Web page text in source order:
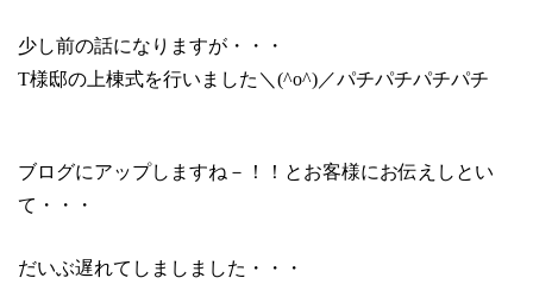
少し前の話になりますが・・・
T様邸の上棟式を行いました＼ (^o^)／パチパチパチパチ
ブログにアップしますね－！！とお客様にお伝えしとい
て・・・
だいぶ遅れてしましました・・・